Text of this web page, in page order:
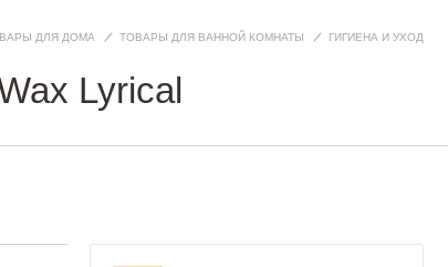
ДЛЯ ДОМА ТОВАРЫ ДЛЯ ВАННОЙ КОМНАТЫ ГИГИЕНА И УХОД
Lyrical